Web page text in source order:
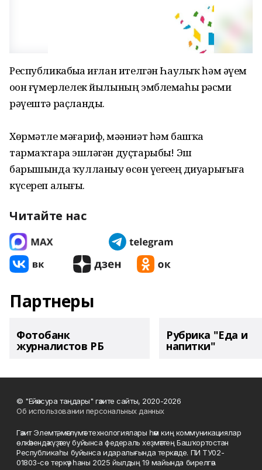
Республикабыҙҙа иғлан ителгән Һаулыҡ һәм әүҙем
оҙон ғүмерлелек йылының эмблемаһы рәсми
рәүештә раҫланды.
Хөрмәтле мәғариф, мәҙәниәт һәм башҡа
тармаҡтарҙа эшләгән дуҫтарыбыҙ! Эш
барышында ҡулланыу өсөн үҙегеҙҙең диуарығыҙға
күсереп алығыҙ.
Читайте нас
Партнеры
Фотобанк
журналистов РБ
Рубрика "Еда и
напитки"
© "Ейәнсура таңдары" гәзите сайты, 2020-2026
Об использовании персональных данных
Гәзит Элемтә, мәғлүмәт технологиялары һәм киң коммуникациялар
өлкәһендә күҙәтеү буйынса федераль хеҙмәттең Башҡортостан
Республикаһы буйынса идаралығында теркәлде. ПИ ТУ02-
01803-сө теркәү һаны 2025 йылдың 19 майында бирелгән.